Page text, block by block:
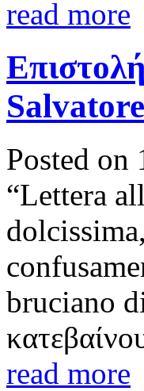
read more
Posted
“Lettera
bruciano
read more